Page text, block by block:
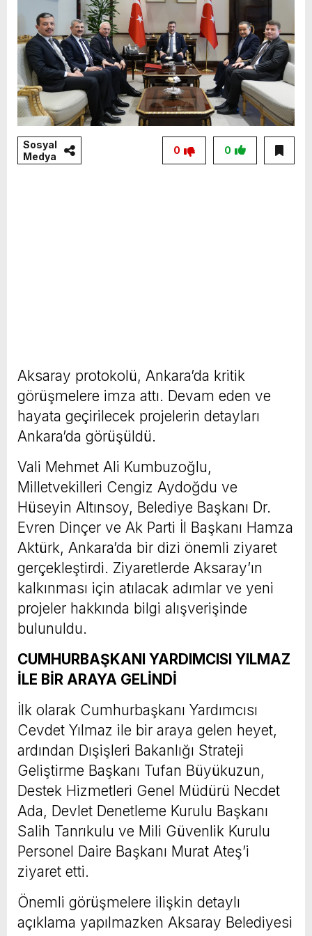
Sosyal
Medya
0
0
Aksaray protokolü, Ankara’da kritik
görüşmelere imza attı. Devam eden ve
hayata geçirilecek projelerin detayları
Ankara’da görüşüldü.
Vali Mehmet Ali Kumbuzoğlu,
Milletvekilleri Cengiz Aydoğdu ve
Hüseyin Altınsoy, Belediye Başkanı Dr.
Evren Dinçer ve Ak Parti İl Başkanı Hamza
Aktürk, Ankara’da bir dizi önemli ziyaret
gerçekleştirdi. Ziyaretlerde Aksaray’ın
kalkınması için atılacak adımlar ve yeni
projeler hakkında bilgi alışverişinde
bulunuldu.
CUMHURBAŞKANI YARDIMCISI YILMAZ
İLE BİR ARAYA GELİNDİ
İlk olarak Cumhurbaşkanı Yardımcısı
Cevdet Yılmaz ile bir araya gelen heyet,
ardından Dışişleri Bakanlığı Strateji
Geliştirme Başkanı Tufan Büyükuzun,
Destek Hizmetleri Genel Müdürü Necdet
Ada, Devlet Denetleme Kurulu Başkanı
Salih Tanrıkulu ve Mili Güvenlik Kurulu
Personel Daire Başkanı Murat Ateş’i
ziyaret etti.
Önemli görüşmelere ilişkin detaylı
açıklama yapılmazken Aksaray Belediyesi